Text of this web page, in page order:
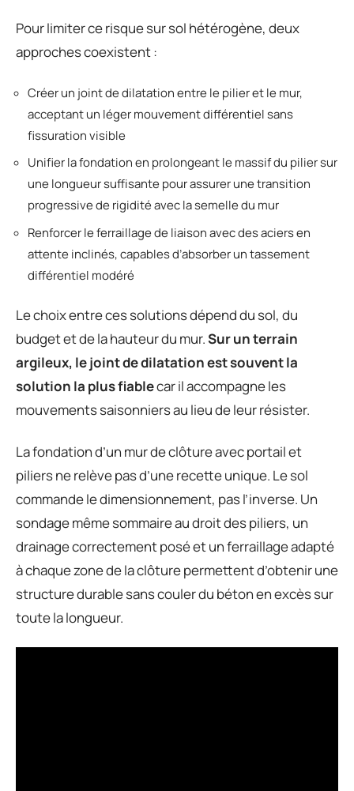
Pour limiter ce risque sur sol hétérogène, deux
approches coexistent :
Créer un joint de dilatation entre le pilier et le mur,
acceptant un léger mouvement différentiel sans
fissuration visible
Unifier la fondation en prolongeant le massif du pilier sur
une longueur suffisante pour assurer une transition
progressive de rigidité avec la semelle du mur
Renforcer le ferraillage de liaison avec des aciers en
attente inclinés, capables d’absorber un tassement
différentiel modéré
Le choix entre ces solutions dépend du sol, du
budget et de la hauteur du mur.Sur un terrain
argileux, le joint de dilatation est souvent la
solution la plus fiablecar il accompagne les
mouvements saisonniers au lieu de leur résister.
La fondation d’un mur de clôture avec portail et
piliers ne relève pas d’une recette unique. Le sol
commande le dimensionnement, pas l’inverse. Un
sondage même sommaire au droit des piliers, un
drainage correctement posé et un ferraillage adapté
à chaque zone de la clôture permettent d’obtenir une
structure durable sans couler du béton en excès sur
toute la longueur.